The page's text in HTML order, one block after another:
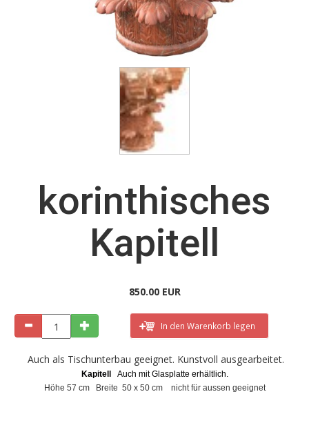
korinthisches
Kapitell
850.00 EUR
In den Warenkorb legen
Auch als Tischunterbau geeignet. Kunstvoll ausgearbeitet.
Kapitell
Auch mit Glasplatte erhältlich.
Höhe 57 cm Breite 50 x 50 cm nicht für aussen geeignet